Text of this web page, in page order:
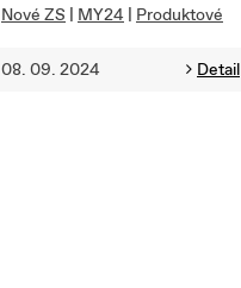
Nové ZS | MY24 | Produktové
08. 09. 2024 Detail